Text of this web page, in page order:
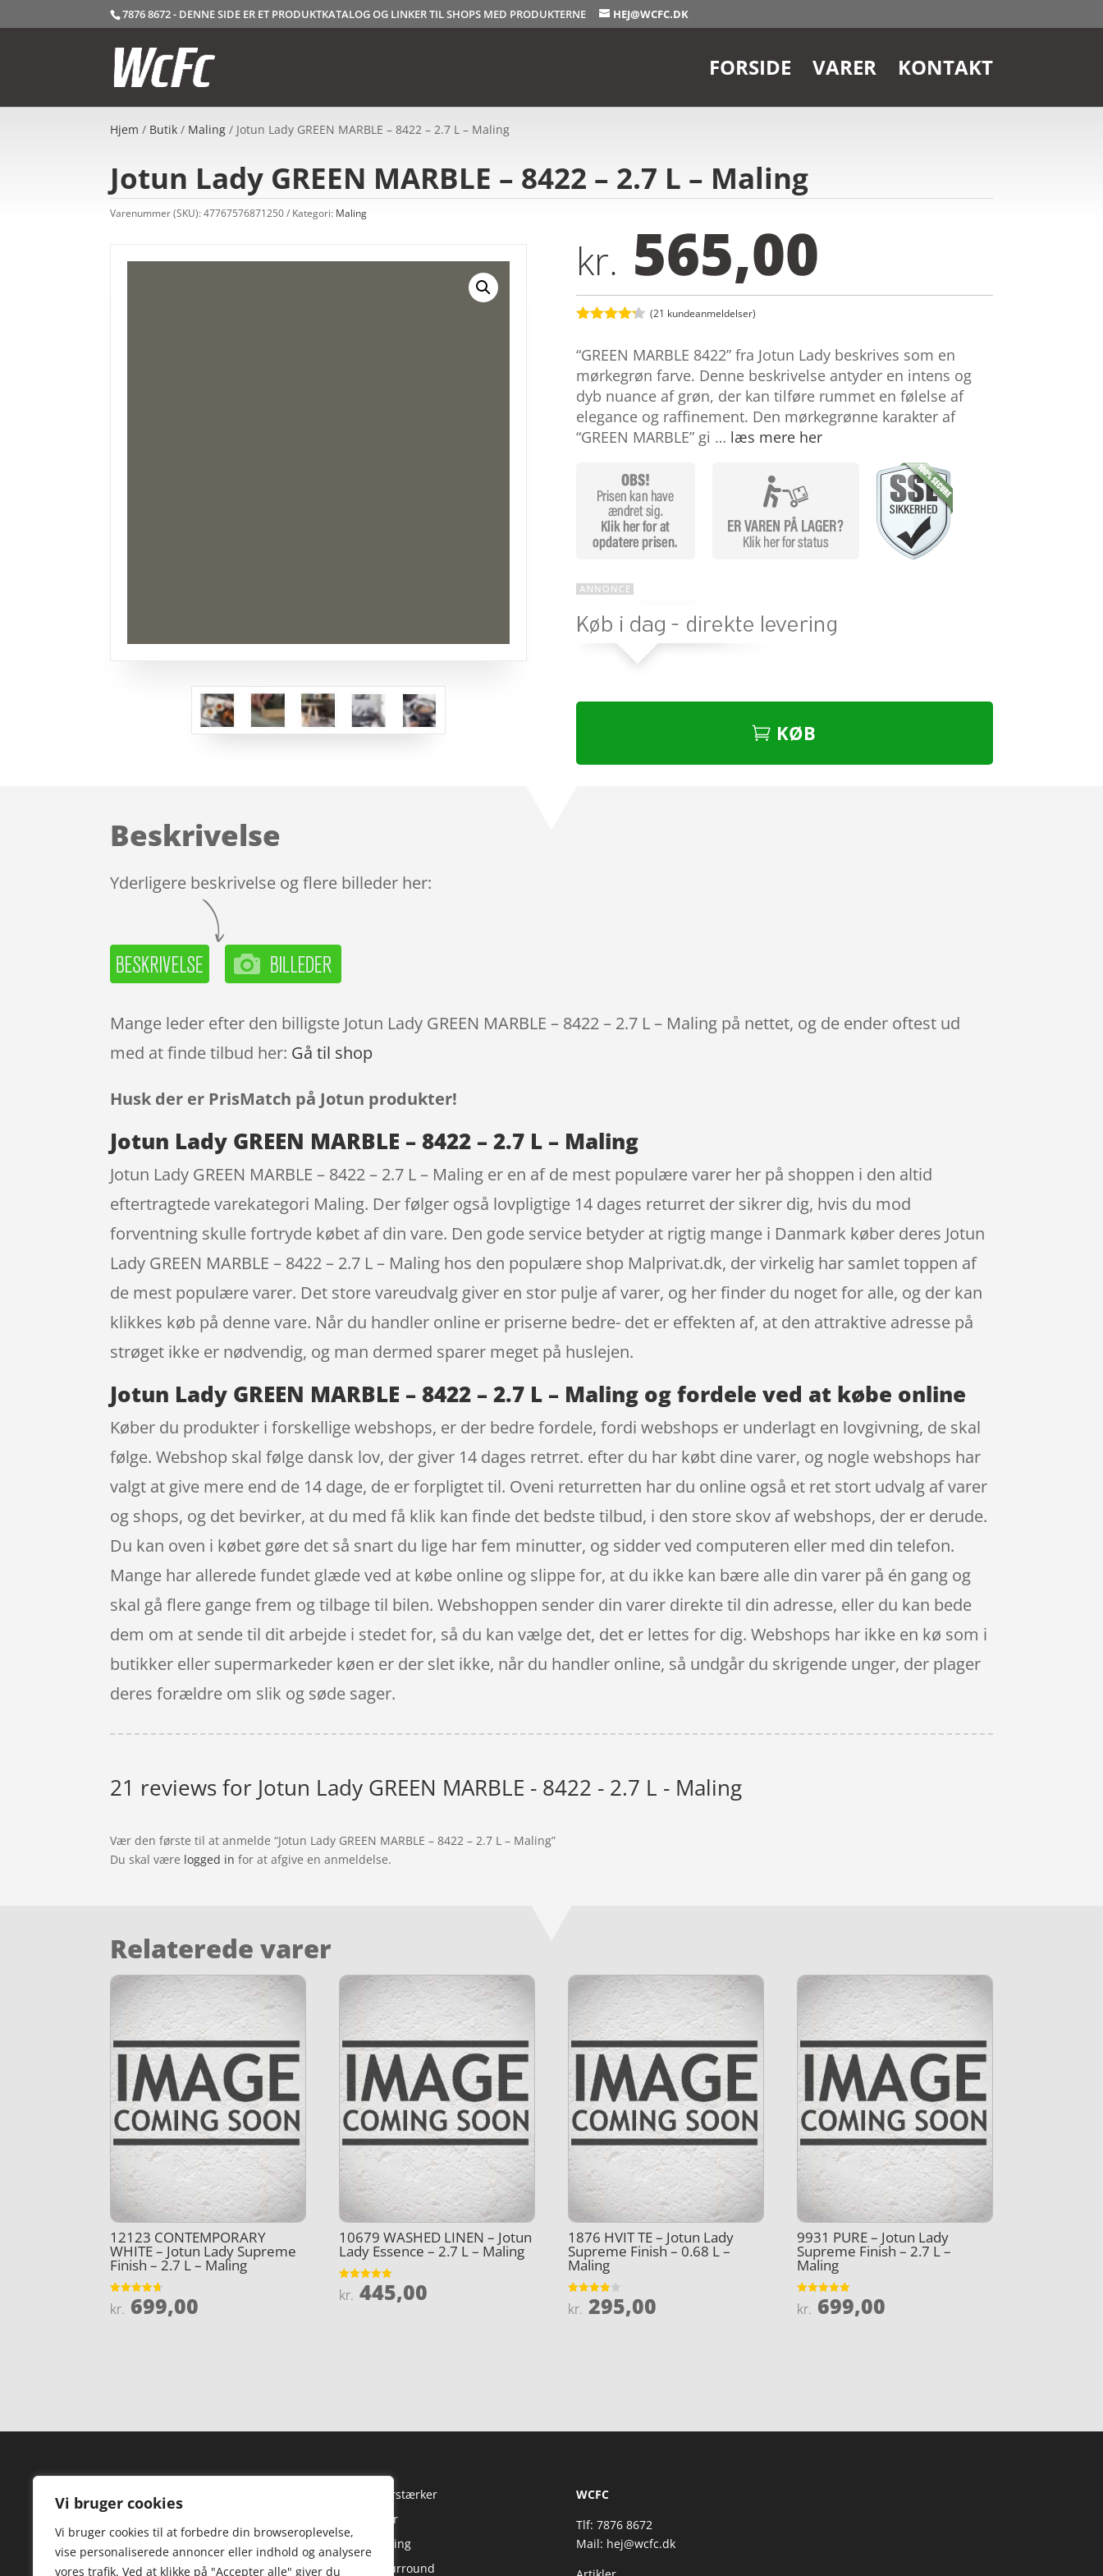
Vi bruger cookies
Vi bruger cookies til at forbedre din browseroplevelse,
vise personaliserede annoncer eller indhold og analysere
vores trafik. Ved at klikke på "Accepter alle" giver du
7876 8672 - DENNE SIDE ER ET PRODUKTKATALOG OG LINKER TIL SHOPS MED PRODUKTERNE HEJ@WCFC.DK
FORSIDE VARER KONTAKT
Hjem / Butik / Maling / Jotun Lady GREEN MARBLE – 8422 – 2.7 L – Maling
Jotun Lady GREEN MARBLE – 8422 – 2.7 L – Maling
Varenummer (SKU):47767576871250 Kategori: Maling
kr. 565,00
ud af 5
baseret
på
kundebedø
mmelser
(21 kundeanmeldelser)
“GREEN MARBLE 8422” fra Jotun Lady beskrives som en
mørkegrøn farve. Denne beskrivelse antyder en intens og
dyb nuance af grøn, der kan tilføre rummet en følelse af
elegance og raffinement. Den mørkegrønne karakter af
“GREEN MARBLE” gi … læs mere her
KØB
Beskrivelse
Yderligere beskrivelse og flere billeder her:
Mange leder efter den billigste Jotun Lady GREEN MARBLE – 8422 – 2.7 L – Maling på nettet, og de ender oftest ud
med at finde tilbud her: Gå til shop
Husk der er PrisMatch på Jotun produkter!
Jotun Lady GREEN MARBLE – 8422 – 2.7 L – Maling
Jotun Lady GREEN MARBLE – 8422 – 2.7 L – Maling er en af de mest populære varer her på shoppen i den altid
eftertragtede varekategori Maling. Der følger også lovpligtige 14 dages returret der sikrer dig, hvis du mod
forventning skulle fortryde købet af din vare. Den gode service betyder at rigtig mange i Danmark køber deres Jotun
Lady GREEN MARBLE – 8422 – 2.7 L – Maling hos den populære shop Malprivat.dk, der virkelig har samlet toppen af
de mest populære varer. Det store vareudvalg giver en stor pulje af varer, og her finder du noget for alle, og der kan
klikkes køb på denne vare. Når du handler online er priserne bedre- det er effekten af, at den attraktive adresse på
strøget ikke er nødvendig, og man dermed sparer meget på huslejen.
Jotun Lady GREEN MARBLE – 8422 – 2.7 L – Maling og fordele ved at købe online
Køber du produkter i forskellige webshops, er der bedre fordele, fordi webshops er underlagt en lovgivning, de skal
følge. Webshop skal følge dansk lov, der giver 14 dages retrret. efter du har købt dine varer, og nogle webshops har
valgt at give mere end de 14 dage, de er forpligtet til. Oveni returretten har du online også et ret stort udvalg af varer
og shops, og det bevirker, at du med få klik kan finde det bedste tilbud, i den store skov af webshops, der er derude.
Du kan oven i købet gøre det så snart du lige har fem minutter, og sidder ved computeren eller med din telefon.
Mange har allerede fundet glæde ved at købe online og slippe for, at du ikke kan bære alle din varer på én gang og
skal gå flere gange frem og tilbage til bilen. Webshoppen sender din varer direkte til din adresse, eller du kan bede
dem om at sende til dit arbejde i stedet for, så du kan vælge det, det er lettes for dig. Webshops har ikke en kø som i
butikker eller supermarkeder køen er der slet ikke, når du handler online, så undgår du skrigende unger, der plager
deres forældre om slik og søde sager.
21 reviews for Jotun Lady GREEN MARBLE - 8422 - 2.7 L - Maling
Vær den første til at anmelde “Jotun Lady GREEN MARBLE – 8422 – 2.7 L – Maling”
Du skal være logged in for at afgive en anmeldelse.
Relaterede varer
12123 CONTEMPORARY
WHITE – Jotun Lady Supreme
Finish – 2.7 L – Maling
Vurderet
4.7
kr. 699,00
10679 WASHED LINEN – Jotun
Lady Essence – 2.7 L – Maling
Vurderet
4.9
kr. 445,00
1876 HVIT TE – Jotun Lady
Supreme Finish – 0.68 L –
Maling
Vurderet
3.9
kr. 295,00
9931 PURE – Jotun Lady
Supreme Finish – 2.7 L –
Maling
Vurderet
4.9
kr. 699,00
Forside
Kontakt
HiFi Forstærker
Højtaler
Streaming
TV & Surround
WCFC
Tlf: 7876 8672
Mail: hej@wcfc.dk